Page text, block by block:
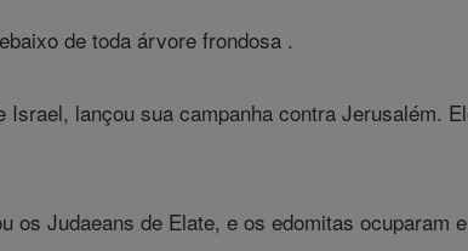
de toda árvore frondosa .
lançou sua campanha contra Jerusalém.
os Judaeans de Elate, e os edomitas ocuparam